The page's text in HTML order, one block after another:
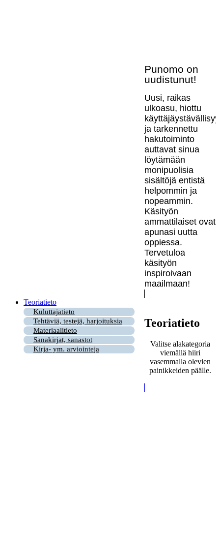
Punomo on
uudistunut!
Uusi, raikas
ulkoasu, hiottu
ja tarkennettu
hakutoiminto
auttavat sinua
löytämään
monipuolisia
sisältöjä entistä
helpommin ja
nopeammin.
Käsityön
ammattilaiset ovat
apunasi uutta
oppiessa.
Tervetuloa
käsityön
inspiroivaan
maailmaan!
Teoriatieto
Kuluttajatieto
Tehtäviä, testejä, harjoituksia
Materiaalitieto
Sanakirjat, sanastot
Kirja- ym. arviointeja
Teoriatieto
Valitse alakategoria
viemällä hiiri
vasemmalla olevien
painikkeiden päälle.